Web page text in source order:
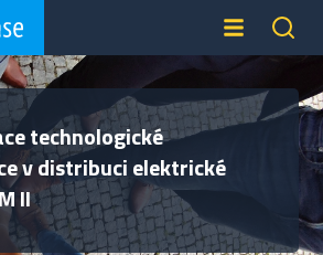
technologické
v distribuci elektrické
II